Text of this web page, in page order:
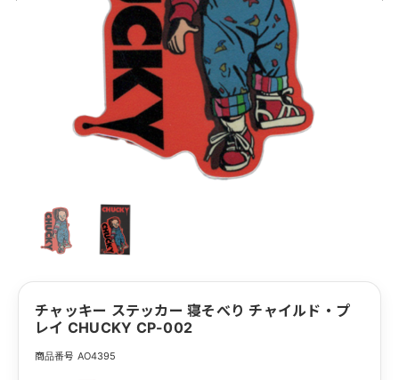
チャッキー ステッカー 寝そべり チャイルド・プ
レイ CHUCKY CP-002
商品番号 AO4395